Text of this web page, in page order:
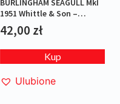
BURLINGHAM SEAGULL MkI
1951 Whittle & Son –
Red/Blue
42,00 zł
Kup
Ulubione